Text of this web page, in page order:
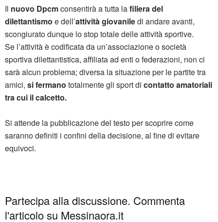
Il nuovo Dpcmconsentirà a tutta lafiliera del
dilettantismo e dell’attività giovaniledi andare avanti,
scongiurato dunque lo stop totale delle attività sportive.
Se l’attività è codificata da un’associazione o società
sportiva dilettantistica, affiliata ad enti o federazioni, non ci
sarà alcun problema; diversa la situazione per le partite tra
amici, si fermano totalmente gli sport di contatto amatoriali
tra cui il calcetto.
Si attende la pubblicazione del testo per scoprire come
saranno definiti i confini della decisione, al fine di evitare
equivoci.
Partecipa alla discussione. Commenta
l'articolo su Messinaora.it